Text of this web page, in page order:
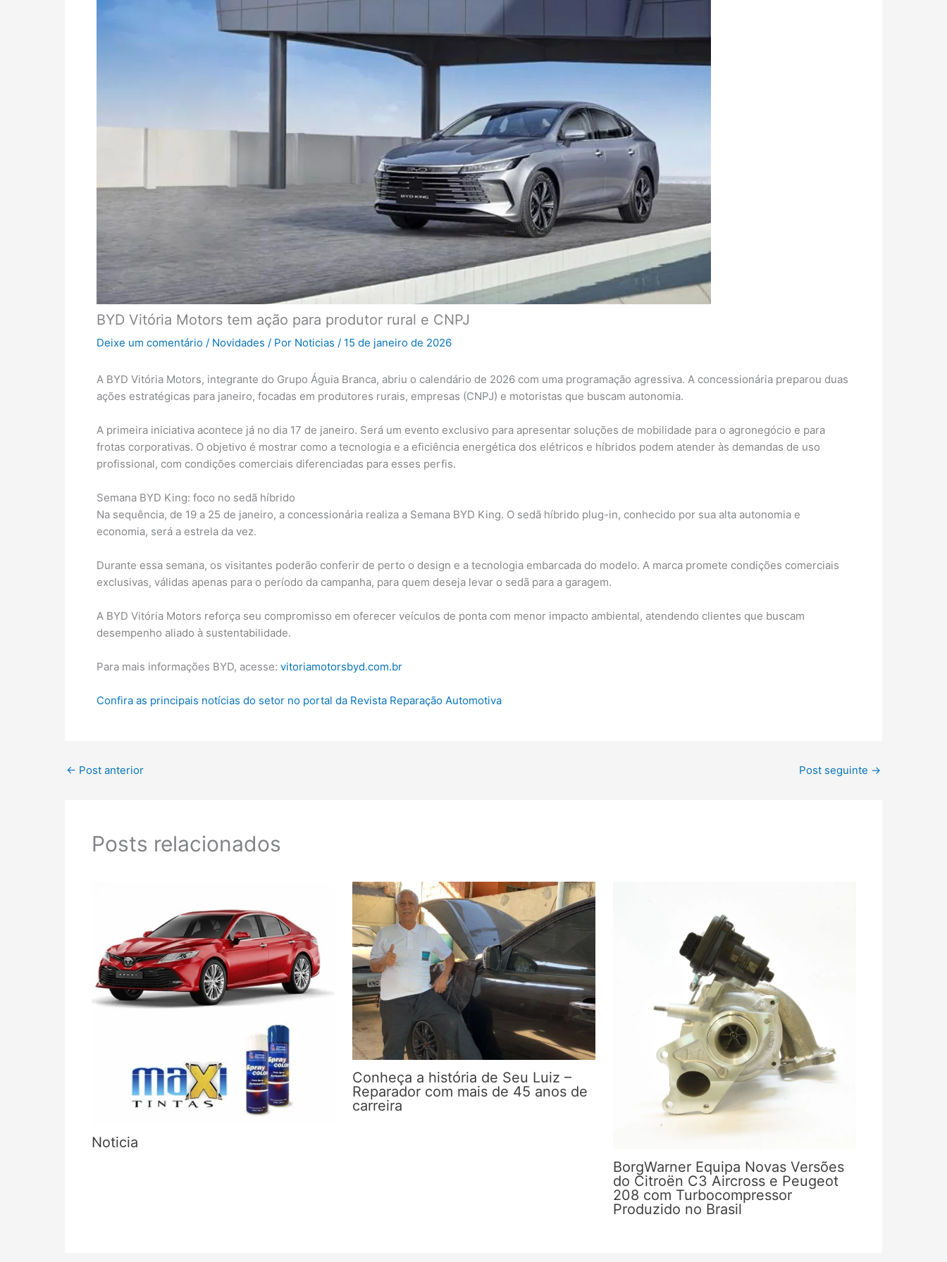
BYD Vitória Motors tem ação para produtor rural e CNPJ
Deixe um comentário / Novidades / Por Noticias / 15 de janeiro de 2026
A BYD Vitória Motors, integrante do Grupo Águia Branca, abriu o calendário de 2026 com uma programação agressiva. A concessionária preparou duas
ações estratégicas para janeiro, focadas em produtores rurais, empresas (CNPJ) e motoristas que buscam autonomia.
A primeira iniciativa acontece já no dia 17 de janeiro. Será um evento exclusivo para apresentar soluções de mobilidade para o agronegócio e para
frotas corporativas. O objetivo é mostrar como a tecnologia e a eficiência energética dos elétricos e híbridos podem atender às demandas de uso
profissional, com condições comerciais diferenciadas para esses perfis.
Semana BYD King: foco no sedã híbrido
Na sequência, de 19 a 25 de janeiro, a concessionária realiza a Semana BYD King. O sedã híbrido plug-in, conhecido por sua alta autonomia e
economia, será a estrela da vez.
Durante essa semana, os visitantes poderão conferir de perto o design e a tecnologia embarcada do modelo. A marca promete condições comerciais
exclusivas, válidas apenas para o período da campanha, para quem deseja levar o sedã para a garagem.
A BYD Vitória Motors reforça seu compromisso em oferecer veículos de ponta com menor impacto ambiental, atendendo clientes que buscam
desempenho aliado à sustentabilidade.
Para mais informações BYD, acesse: vitoriamotorsbyd.com.br
Confira as principais notícias do setor no portal da Revista Reparação Automotiva
← Post anterior Post seguinte →
Posts relacionados
Noticia
Conheça a história de Seu Luiz –
Reparador com mais de 45 anos de
carreira
BorgWarner Equipa Novas Versões
do Citroën C3 Aircross e Peugeot
208 com Turbocompressor
Produzido no Brasil